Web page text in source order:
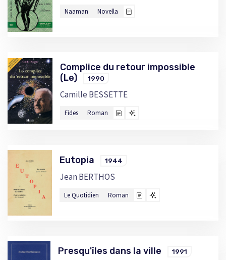
Naaman Novella
Complice du retour impossible
(Le)
1990
Camille BESSETTE
Fides Roman
Eutopia 1944
Jean BERTHOS
Le Quotidien Roman
Presqu'îles dans la ville 1991